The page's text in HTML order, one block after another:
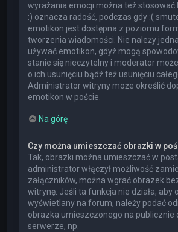
wyrażania emocji można też stosować
:) oznacza radość, podczas gdy :(
emotikon jest dostępna z poziomu
tworzenia wiadomości. Nie należy
używać emotikon, gdyż mogą
stanie się nieczytelny i moderator
o ich usunięciu bądź też usunięciu
Administrator witryny może określić
emotikon w poście.
Na górę
Czy można umieszczać obrazki w
Tak, obrazki można umieszczać w
administrator włączył możliwość
załączników, można wgrać obrazek
witrynę. Jeśli ta funkcja nie działa, aby
wyświetlany na forum, należy podać
obrazka umieszczonego na publicznie
serwerze, np.